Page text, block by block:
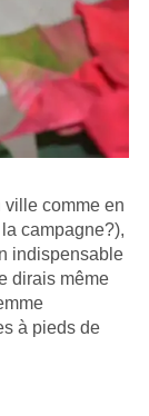
ville comme en
campagne?),
indispensable
dirais même
à pieds de